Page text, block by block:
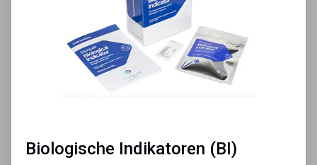
Biologische Indikatoren (BI)